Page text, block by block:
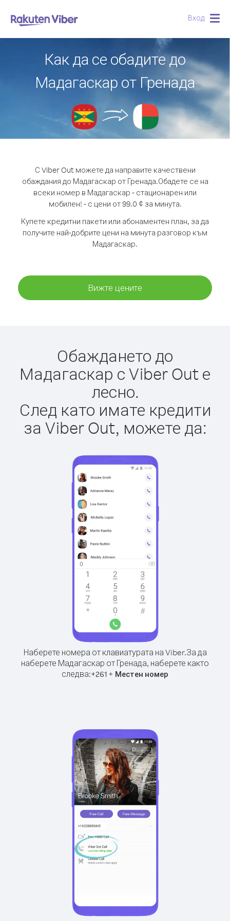
Вход
Как да се обадите до
Мадагаскар от Гренада
С Viber Out можете да направите качествени
обаждания до Мадагаскар от Гренада.Обадете се на
всеки номер в Мадагаскар - стационарен или
мобилен! - с цени от 99.0 ¢ за минута.
Купете кредитни пакети или абонаментен план, за да
получите най-добрите цени на минута разговор към
Мадагаскар.
Вижте цените
Обаждането до
Мадагаскар с Viber Out е
лесно.
След като имате кредити
за Viber Out, можете да:
Наберете номера от клавиатурата на Viber.За да
наберете Мадагаскар от Гренада, наберете както
следва:+261 + Местен номер